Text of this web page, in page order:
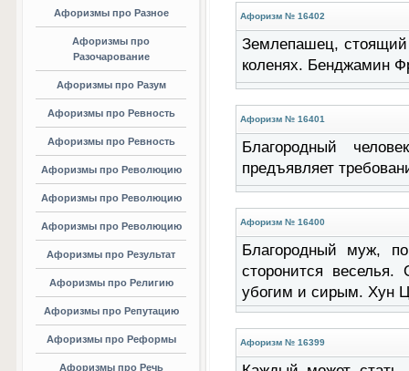
Афоризмы про Разное
Афоризмы про
Разочарование
Афоризмы про Разум
Афоризмы про Ревность
Афоризмы про Ревность
Афоризмы про Революцию
Афоризмы про Революцию
Афоризмы про Революцию
Афоризмы про Результат
Афоризмы про Религию
Афоризмы про Репутацию
Афоризмы про Реформы
Афоризмы про Речь
Афоризм № 16402
Землепашец, стоящий
коленях. Бенджамин
Афоризм № 16401
Благородный
предъявляет
Афоризм № 16400
Благородный муж,
сторонится
убогим и сирым. Хун
Афоризм № 16399